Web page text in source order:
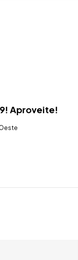
Aproveite!